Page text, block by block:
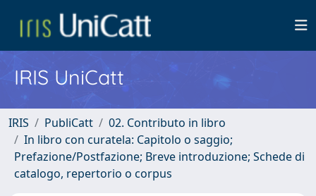
IRIS UniCatt
IRIS PubliCatt
02. Contributo in libro
In libro con curatela: Capitolo o saggio;
Prefazione/Postfazione; Breve introduzione; Schede di
catalogo, repertorio o corpus